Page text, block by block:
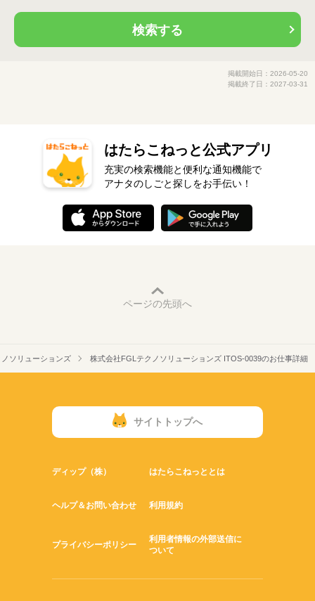
検索する
掲載開始日：2026-05-20
掲載終了日：2027-03-31
はたらこねっと公式アプリ
充実の検索機能と便利な通知機能で
アナタのしごと探しをお手伝い！
ページの先頭へ
ソリューションズ 株式会社FGLテクノソリューションズ ITOS-0039のお仕事詳細
サイトトップへ
ディップ（株） はたらこねっととは
ヘルプ＆お問い合わせ 利用規約
プライバシーポリシー
利用者情報の外部送信に
ついて